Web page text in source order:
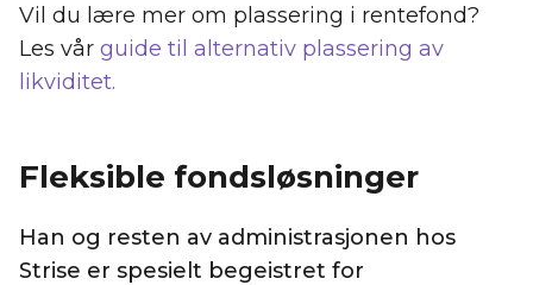
Vil du lære mer om plassering i rentefond?
Les vårguide til alternativ plassering av
likviditet.
Fleksible fondsløsninger
Han og resten av administrasjonen hos
Strise er spesielt begeistret for